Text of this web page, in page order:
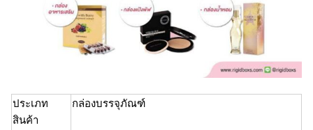
ประเภท
สินค้า
กล่องบรรจุภัณฑ์